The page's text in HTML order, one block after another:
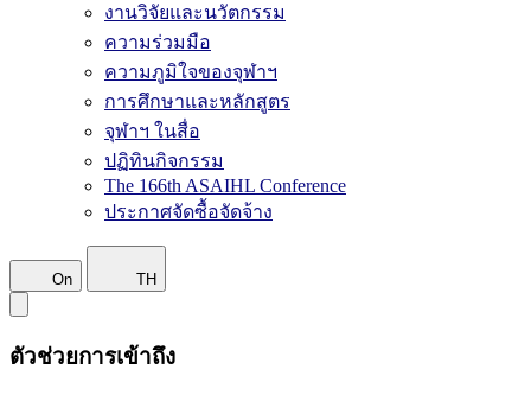
งานวิจัยและนวัตกรรม
ความร่วมมือ
ความภูมิใจของจุฬาฯ
การศึกษาและหลักสูตร
จุฬาฯ ในสื่อ
ปฏิทินกิจกรรม
The 166th ASAIHL Conference
ประกาศจัดซื้อจัดจ้าง
On TH
ตัวช่วยการเข้าถึง